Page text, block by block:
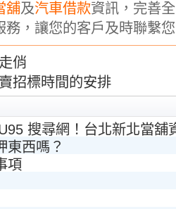
舖及汽車借款資訊，完善
務，讓您的客戶及時聯繫
俏
招標時間的安排
搜尋網！台北新北當舖
東西嗎？
項